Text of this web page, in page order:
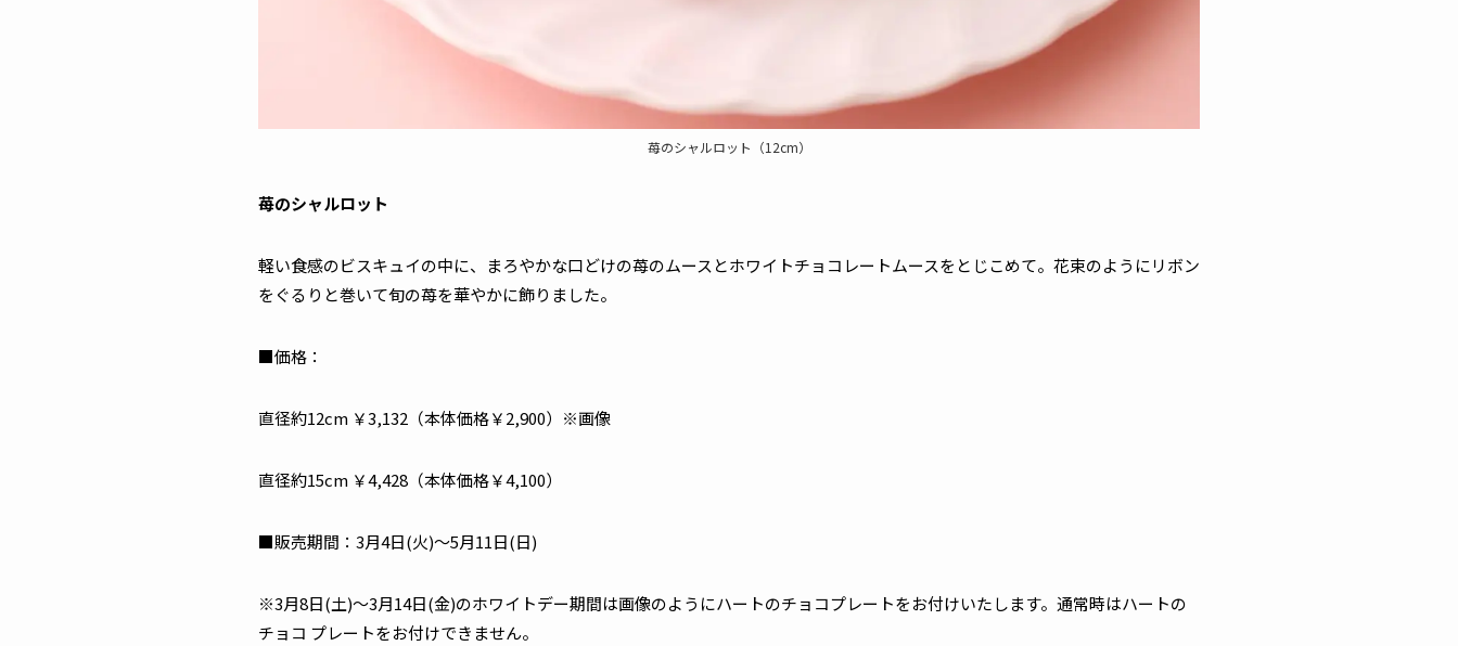
苺のシャルロット（12cm）
苺のシャルロット
軽い食感のビスキュイの中に、まろやかな口どけの苺のムースとホワイトチョコレートムースをとじこめて。花束のようにリボン
をぐるりと巻いて旬の苺を華やかに飾りました。
■価格：
直径約12cm ￥3,132（本体価格￥2,900）※画像
直径約15cm ￥4,428（本体価格￥4,100）
■販売期間：3月4日(火)～5月11日(日)
※3月8日(土)～3月14日(金)のホワイトデー期間は画像のようにハートのチョコプレートをお付けいたします。通常時はハートの
チョコ プレートをお付けできません。